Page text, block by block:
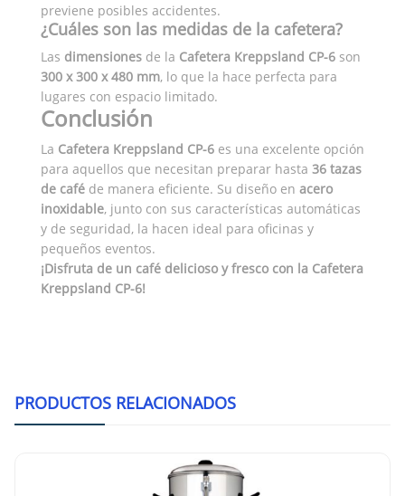
previene posibles accidentes.
¿Cuáles son las medidas de la cafetera?
Las dimensiones de la Cafetera Kreppsland CP-6 son
300 x 300 x 480 mm, lo que la hace perfecta para
lugares con espacio limitado.
Conclusión
La Cafetera Kreppsland CP-6 es una excelente opción
para aquellos que necesitan preparar hasta 36 tazas
de café de manera eficiente. Su diseño en acero
inoxidable, junto con sus características automáticas
y de seguridad, la hacen ideal para oficinas y
pequeños eventos.
¡Disfruta de un café delicioso y fresco con la Cafetera
Kreppsland CP-6!
PRODUCTOS RELACIONADOS
Kreppsland CP-15 Cafetera Tipo